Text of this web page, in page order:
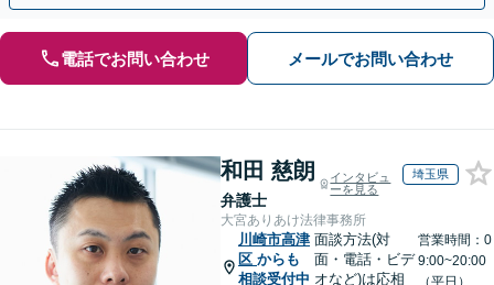
電話でお問い合わせ メールでお問い合わせ
和田 慈朗
弁護士
インタビュ
ーを見る
埼玉県
大宮ありあけ法律事務所
川崎市高津
区 からも
相談受付中
面談方法(対
面・電話・ビデ
オなど)は応相
営業時間：0
9:00~20:00
（平日）